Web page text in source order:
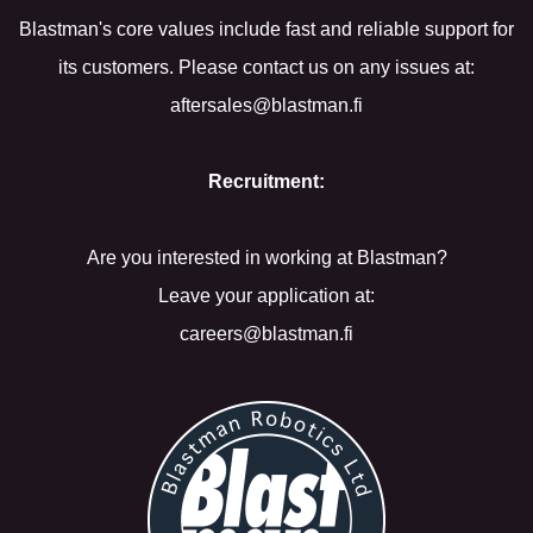
Blastman's core values include fast and reliable support for
its customers. Please contact us on any issues at:
aftersales@blastman.fi
Recruitment:
Are you interested in working at Blastman?
Leave your application at:
careers@blastman.fi